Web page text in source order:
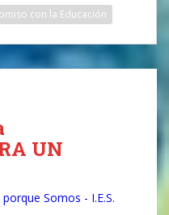
con la Educación
UN
Somos - I.E.S.